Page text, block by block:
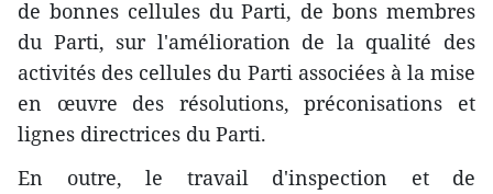
de bonnes cellules du Parti, de bons membres
du Parti, sur l'amélioration de la qualité des
activités des cellules du Parti associées à la mise
en œuvre des résolutions, préconisations et
lignes directrices du Parti.
En outre, le travail d'inspection et de